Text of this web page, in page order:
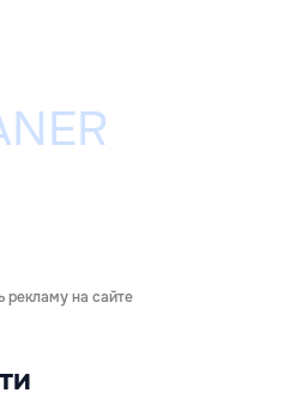
рекламу на сайте